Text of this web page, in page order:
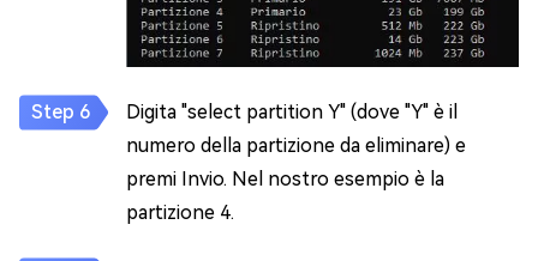
Digita "select partition Y" (dove "Y" è il
numero della partizione da eliminare) e
premi Invio. Nel nostro esempio è la
partizione 4.